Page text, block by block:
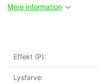
Mere information
Effekt (P):
Lysfarve: